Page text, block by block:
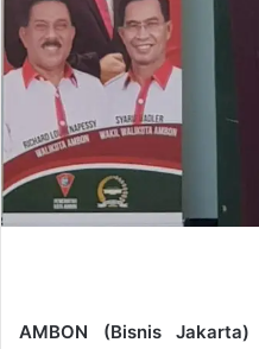
AMBON (Bisnis Jakarta)